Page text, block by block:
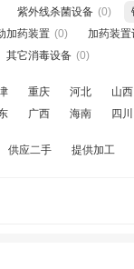
紫外线杀菌设备 (0)
加药装置 (0) 加药装置
其它消毒设备 (0)
重庆 河北 山西
广西 海南 四川
供应二手 提供加工